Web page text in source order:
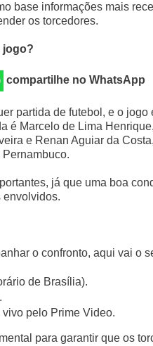
base informações mais
os torcedores.
jogo?
compartilhe no WhatsApp
partida de futebol, e o
é Marcelo de Lima
e Renan Aguiar da
já que uma boa
envolvidos.
o confronto, aqui vai o
de Brasília).
vivo pelo Prime Video.
para garantir que os